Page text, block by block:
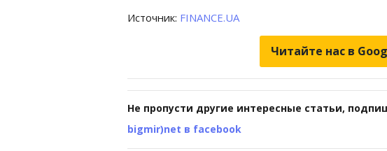
Источник: FINANCE.UA
Читайте нас в
Не пропусти другие интересные статьи,
bigmir)net в facebook